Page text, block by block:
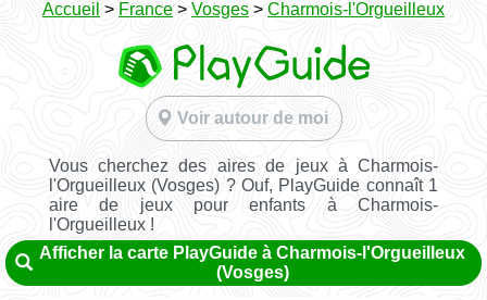
Accueil > France > Vosges > Charmois-l'Orgueilleux
Voir autour de moi
Vous cherchez des aires de jeux à Charmois-
l'Orgueilleux (Vosges) ? Ouf, PlayGuide connaît 1
aire de jeux pour enfants à Charmois-
l'Orgueilleux !
Afficher la carte PlayGuide à Charmois-l'Orgueilleux
(Vosges)